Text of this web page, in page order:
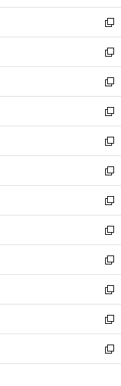
開
く
ウ
で
開
く
ン
ド
ウ
で
開
く
ウ
ィ
ン
ド
ウ
で
開
く
新
し
い
ウ
ィ
ン
ド
ウ
で
開
く
新
し
い
ウ
ィ
ン
ド
ウ
で
開
く
新
し
い
ウ
ィ
ン
ド
ウ
で
開
く
新
し
い
ウ
ィ
ン
ド
ウ
で
開
く
新
し
い
ウ
ィ
ン
ド
ウ
で
開
く
新
し
い
ウ
ィ
ン
ド
ウ
で
開
く
新
し
い
ウ
ィ
ン
ド
ウ
で
開
く
新
し
い
ウ
ィ
ン
ド
ウ
で
開
新
し
い
ウ
ィ
ン
ド
ウ
新
し
い
ウ
ィ
ン
新
し
い
ウ
新
し